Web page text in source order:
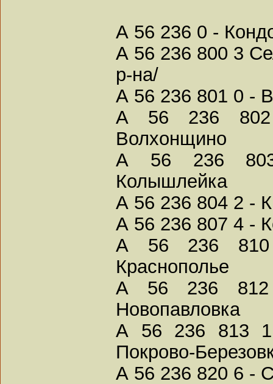
А 56 236 0 -
А 56 236 800 3
р-на/
А 56 236 801 0 -
А 56 236 802
Волхонщино
А 56 236
Колышлейка
А 56 236 804 2 -
А 56 236 807 4 -
А 56 236 810
Краснополье
А 56 236 812
Новопавловка
А 56 236 813 1
Покрово-
А 56 236 820 6 -